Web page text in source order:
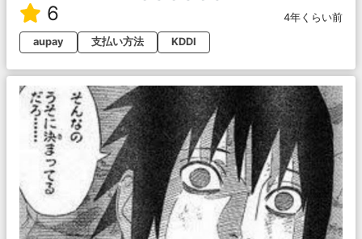
6
4年くらい前
aupay
支払い方法 KDDI